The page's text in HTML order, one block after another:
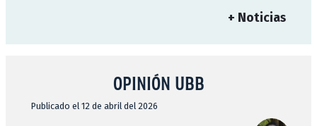
+ Noticias
OPINIÓN UBB
Publicado el 12 de abril del 2026